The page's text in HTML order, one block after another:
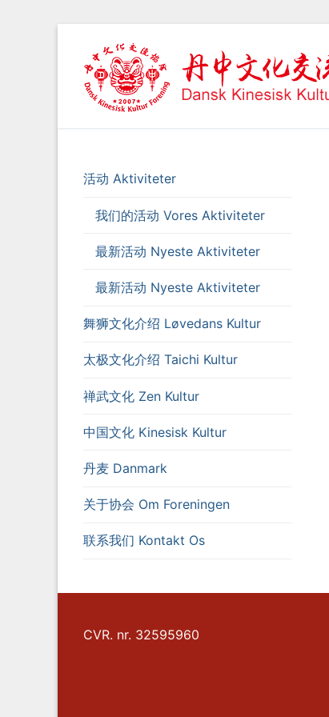
indhold
活动 Aktiviteter
我们的活动 Vores Aktiviteter
最新活动 Nyeste Aktiviteter
最新活动 Nyeste Aktiviteter
舞狮文化介绍 Løvedans Kultur
太极文化介绍 Taichi Kultur
禅武文化 Zen Kultur
中国文化 Kinesisk Kultur
丹麦 Danmark
关于协会 Om Foreningen
联系我们 Kontakt Os
CVR. nr. 32595960